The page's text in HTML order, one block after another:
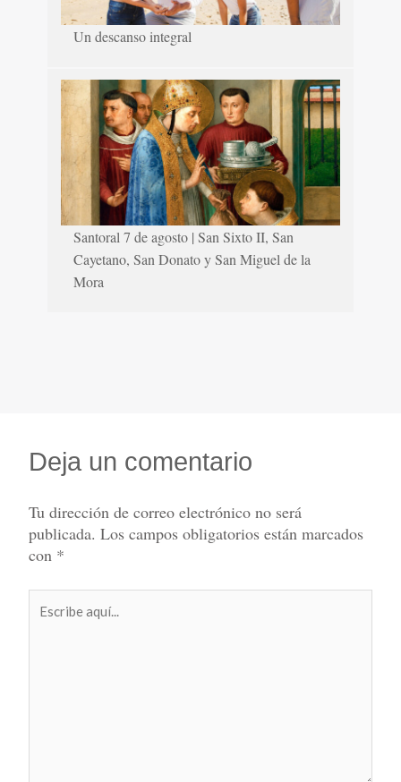
Un descanso integral
Santoral 7 de agosto | San Sixto II, San
Cayetano, San Donato y San Miguel de la
Mora
Deja un comentario
Tu dirección de correo electrónico no será
publicada. Los campos obligatorios están marcados
con *
aquí...